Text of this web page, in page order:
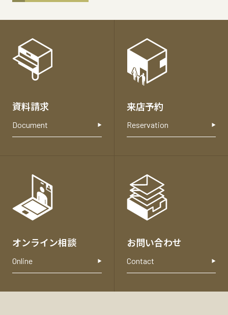
資料請求
Document
来店予約
Reservation
オンライン相談
Online
お問い合わせ
Contact